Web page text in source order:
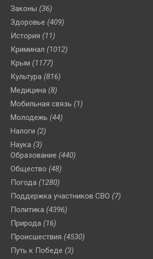
Законы (36)
Здоровье (409)
История (11)
Криминал (1012)
Крым (1177)
Культура (816)
Медицина (8)
Мобильная связь (1)
Молодежь (44)
Налоги (2)
Наука (3)
Образование (440)
Общество (48)
Погода (1280)
Поддержка участников СВО (7)
Политика (4396)
Природа (16)
Происшествия (4530)
Путь к Победе (3)